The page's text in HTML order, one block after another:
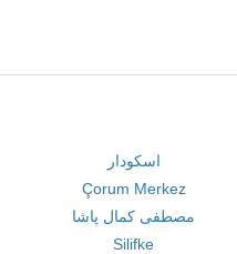
اسکودار
Çorum Merkez
مصطفی کمال پاشا
Silifke